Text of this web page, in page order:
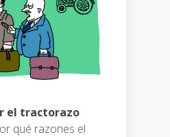
el tractorazo
qué razones el